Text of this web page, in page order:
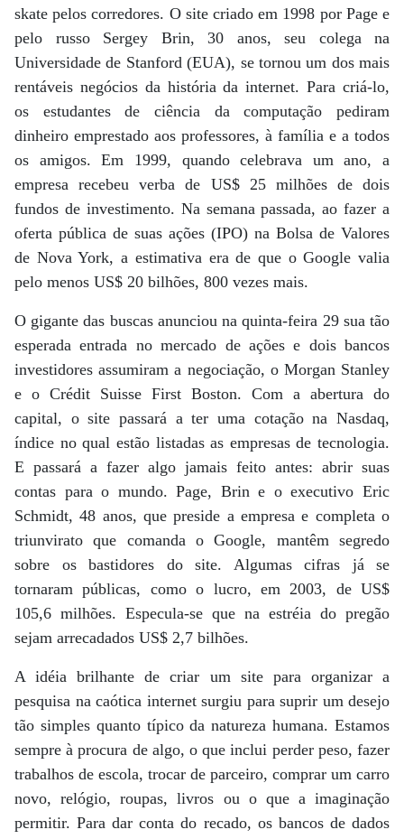
skate pelos corredores. O site criado em 1998 por Page e
pelo russo Sergey Brin, 30 anos, seu colega na
Universidade de Stanford (EUA), se tornou um dos mais
rentáveis negócios da história da internet. Para criá-lo,
os estudantes de ciência da computação pediram
dinheiro emprestado aos professores, à família e a todos
os amigos. Em 1999, quando celebrava um ano, a
empresa recebeu verba de US$ 25 milhões de dois
fundos de investimento. Na semana passada, ao fazer a
oferta pública de suas ações (IPO) na Bolsa de Valores
de Nova York, a estimativa era de que o Google valia
pelo menos US$ 20 bilhões, 800 vezes mais.
O gigante das buscas anunciou na quinta-feira 29 sua tão
esperada entrada no mercado de ações e dois bancos
investidores assumiram a negociação, o Morgan Stanley
e o Crédit Suisse First Boston. Com a abertura do
capital, o site passará a ter uma cotação na Nasdaq,
índice no qual estão listadas as empresas de tecnologia.
E passará a fazer algo jamais feito antes: abrir suas
contas para o mundo. Page, Brin e o executivo Eric
Schmidt, 48 anos, que preside a empresa e completa o
triunvirato que comanda o Google, mantêm segredo
sobre os bastidores do site. Algumas cifras já se
tornaram públicas, como o lucro, em 2003, de US$
105,6 milhões. Especula-se que na estréia do pregão
sejam arrecadados US$ 2,7 bilhões.
A idéia brilhante de criar um site para organizar a
pesquisa na caótica internet surgiu para suprir um desejo
tão simples quanto típico da natureza humana. Estamos
sempre à procura de algo, o que inclui perder peso, fazer
trabalhos de escola, trocar de parceiro, comprar um carro
novo, relógio, roupas, livros ou o que a imaginação
permitir. Para dar conta do recado, os bancos de dados